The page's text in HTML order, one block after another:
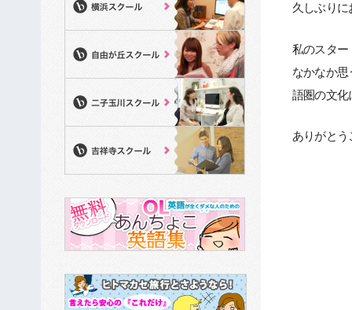
久しぶり
私のスター
なかなか
語圏の文化
ありがとう